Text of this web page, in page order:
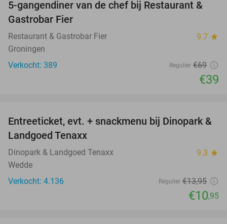
43%
5-gangendiner van de chef bij Restaurant &
Gastrobar Fier
Restaurant & Gastrobar Fier 9.7 star
Groningen
Verkocht: 389
Regulier €69
€39
22%
Entreeticket, evt. + snackmenu bij Dinopark &
Landgoed Tenaxx
Dinopark & Landgoed Tenaxx 9.3 star
Wedde
Verkocht: 4.136
Regulier €13,95
€10,95